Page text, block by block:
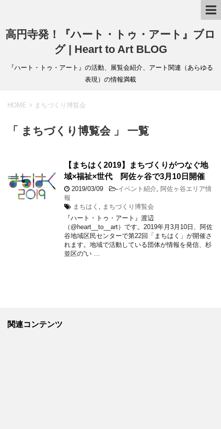
高円寺発！『ハート・トゥ・アート』ブロ
グ | Heart to Art BLOG
『ハート・トゥ・アート』の活動、展覧会紹介、アート関連（あらゆる
表現）の情報満載
HOME > まちづくり博覧会
「 まちづくり博覧会 」 一覧
【まちはく2019】まちづくりがつなぐ地
域×福祉×世代 阿佐ヶ谷で3月10日開催
2019/03/09 -イベント紹介 阿佐ヶ谷エリア情
報
まちはく
まちづくり博覧会
『ハート・トゥ・アート』渡辺
（@heart__to__art）です。2019年月3月10日、阿佐
谷地域区民センターで第22回「まちはく」が開催さ
れます。地域で活動している団体が情報を発信、杉
並区の“い …
関連コンテンツ